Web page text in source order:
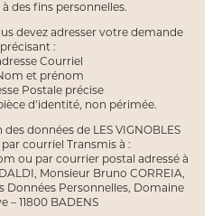
des fins personnelles.
devez adresser votre demande
:
Courriel
et prénom
Postale précise
d’identité, non périmée.
données de LES VIGNOBLES
par courriel Transmis à :
ou par courrier postal adressé à
Monsieur Bruno CORREIA,
Données Personnelles, Domaine
– 11800 BADENS